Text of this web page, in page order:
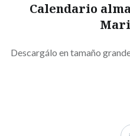
Calendario
Descargálo en tamaño